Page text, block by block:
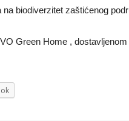
na biodiverzitet zaštićenog
Green Home ,